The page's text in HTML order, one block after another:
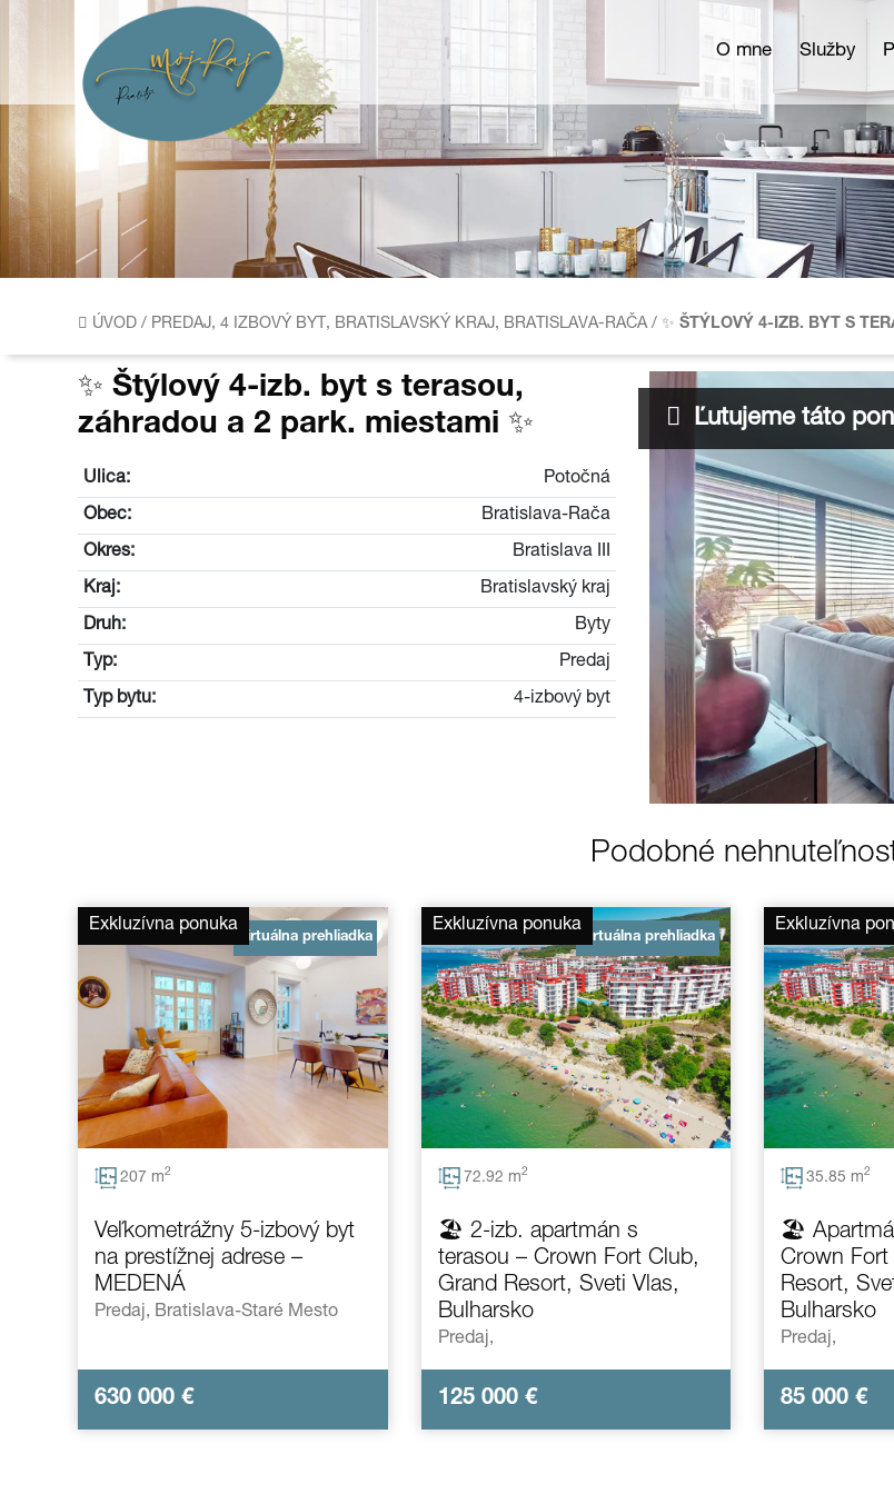
O mne Služby
ÚVOD / PREDAJ, 4 IZBOVÝ BYT, BRATISLAVSKÝ KRAJ, BRATISLAVA-RAČA / ✨ ŠTÝLOVÝ 4-IZB. BYT S
✨ Štýlový 4-izb. byt s terasou,
záhradou a 2 park. miestami ✨
Ulica: Potočná
Obec: Bratislava-Rača
Okres: Bratislava III
Kraj: Bratislavský kraj
Druh: Byty
Typ: Predaj
Typ bytu: 4-izbový byt
Ľutujeme táto
Podobné
Exkluzívna ponuka
Virtuálna prehliadka
207 m2
Veľkometrážny 5-izbový byt
na prestížnej adrese –
MEDENÁ
Predaj, Bratislava-Staré Mesto
630 000 €
Exkluzívna ponuka
Virtuálna prehliadka
72.92 m2
🏖️ 2-izb. apartmán s
terasou – Crown Fort Club,
Grand Resort, Sveti Vlas,
Bulharsko
Predaj,
125 000 €
Exkluzívna
35.85 m2
🏖️
Crown
Resort,
Bulharsko
Predaj,
85 000 €